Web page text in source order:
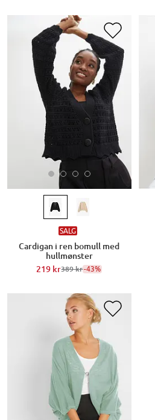
SALG
Cardigan i ren bomull med
hullmønster
219 kr389 kr-43%